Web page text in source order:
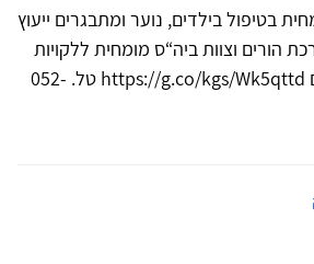
בטיפול בילדים, נוער ומתבגרים ייעוץ
הורים וצוות ביה“ס מומחית ללקויות
למידה תושבת ירושלים https://g.co/kgs/Wk5qttd טל. 052-